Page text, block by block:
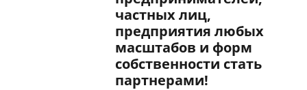
частных лиц,
предприятия любых
масштабов и форм
собственности стать
партнерами!